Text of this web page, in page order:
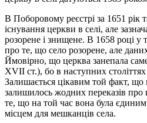
В Поборовому реєстрi за 1651 рік
існування церкви в селі, але
розорене і знищене. В 1658 році у
про те, що село розорене, але
Ймовірно, що церква занепала
XVII ст.), бо в наступних
Залишається цікавим той факт, що
залишилось жодних переказів
те, що на той час вона була єдиним
місцем для мешканців села.